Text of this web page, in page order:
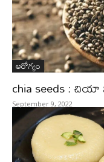
ఆరోగ్యం
chia seeds :
September 9, 2022